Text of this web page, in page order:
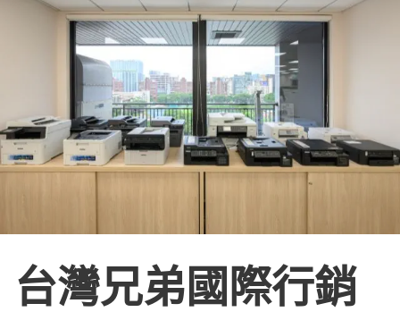
台灣兄弟國際行銷